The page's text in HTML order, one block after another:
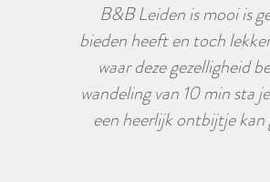
B&B Leiden is mooi is
bieden heeft en toch
waar deze gezelligheid
wandeling van 10 min sta
een heerlijk ontbijtje